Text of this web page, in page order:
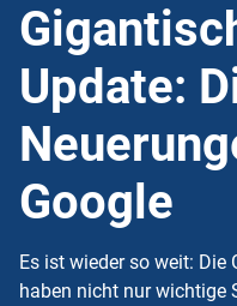
Update:
Google
Es ist wieder so weit: Die
haben nicht nur wichtige